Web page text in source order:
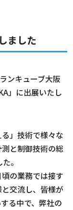
ました
ンキューブ大阪
」に出展いたし
」技術で様々な
と制御技術の総
。
の業務では接す
交流し、皆様が
る中で、弊社の